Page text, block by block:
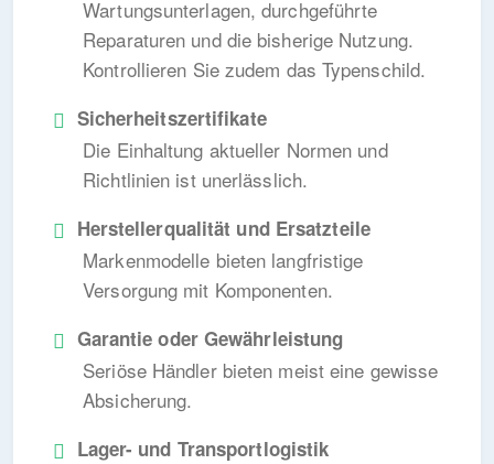
Wartungsunterlagen, durchgeführte
Reparaturen und die bisherige Nutzung.
Kontrollieren Sie zudem das Typenschild.
Sicherheitszertifikate
Die Einhaltung aktueller Normen und
Richtlinien ist unerlässlich.
Herstellerqualität und Ersatzteile
Markenmodelle bieten langfristige
Versorgung mit Komponenten.
Garantie oder Gewährleistung
Seriöse Händler bieten meist eine gewisse
Absicherung.
Lager- und Transportlogistik